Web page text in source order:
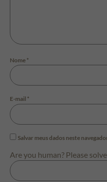
Nome *
E-mail *
Salvar meus dados neste
Are you human? Please